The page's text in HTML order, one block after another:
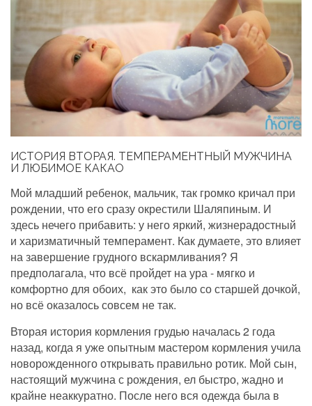
ИСТОРИЯ ВТОРАЯ. ТЕМПЕРАМЕНТНЫЙ МУЖЧИНА
И ЛЮБИМОЕ КАКАО
Мой младший ребенок, мальчик, так громко кричал при
рождении, что его сразу окрестили Шаляпиным. И
здесь нечего прибавить: у него яркий, жизнерадостный
и харизматичный темперамент. Как думаете, это влияет
на завершение грудного вскармливания? Я
предполагала, что всё пройдет на ура - мягко и
комфортно для обоих, как это было со старшей дочкой,
но всё оказалось совсем не так.
Вторая история кормления грудью началась 2 года
назад, когда я уже опытным мастером кормления учила
новорожденного открывать правильно ротик. Мой сын,
настоящий мужчина с рождения, ел быстро, жадно и
крайне неаккуратно. После него вся одежда была в